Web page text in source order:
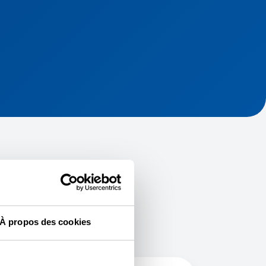
À propos des cookies